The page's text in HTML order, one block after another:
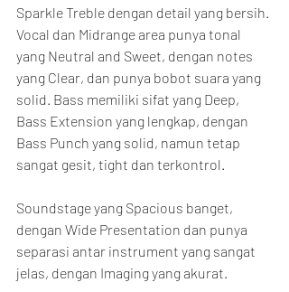
Sparkle Treble dengan detail yang bersih.
Vocal dan Midrange area punya tonal
yang Neutral and Sweet, dengan notes
yang Clear, dan punya bobot suara yang
solid. Bass memiliki sifat yang Deep,
Bass Extension yang lengkap, dengan
Bass Punch yang solid, namun tetap
sangat gesit, tight dan terkontrol.
Soundstage yang Spacious banget,
dengan Wide Presentation dan punya
separasi antar instrument yang sangat
jelas, dengan Imaging yang akurat.